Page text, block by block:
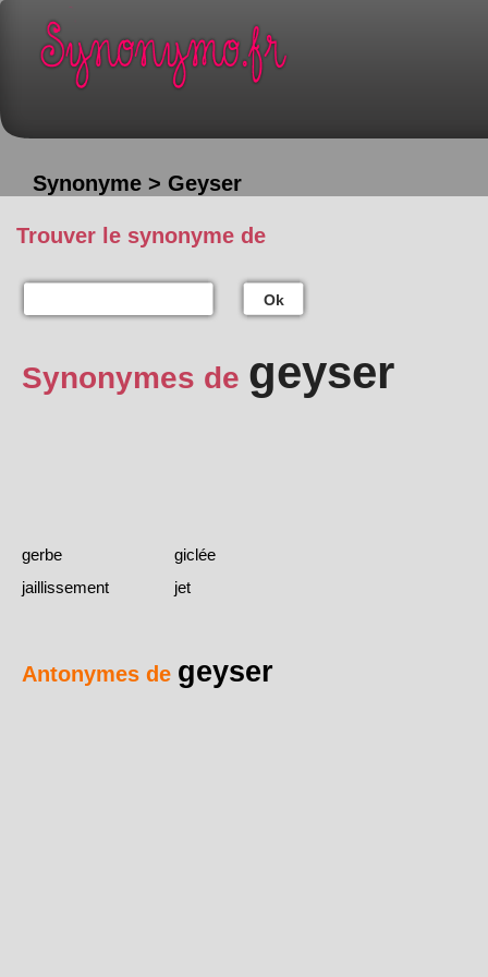
Synonyme > Geyser
Trouver le synonyme de
Ok
Synonymes de geyser
gerbe
giclée
jaillissement
jet
Antonymes de geyser